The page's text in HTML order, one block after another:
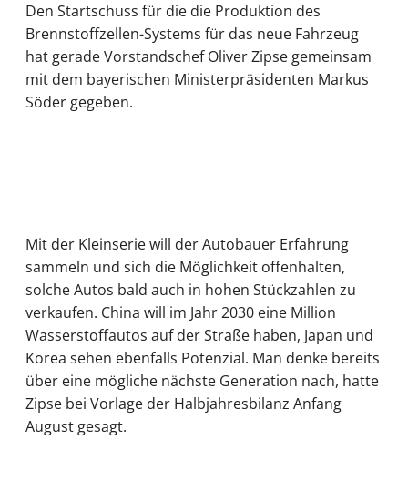
Den Startschuss für die die Produktion des
Brennstoffzellen-Systems für das neue Fahrzeug
hat gerade Vorstandschef Oliver Zipse gemeinsam
mit dem bayerischen Ministerpräsidenten Markus
Söder gegeben.
Mit der Kleinserie will der Autobauer Erfahrung
sammeln und sich die Möglichkeit offenhalten,
solche Autos bald auch in hohen Stückzahlen zu
verkaufen. China will im Jahr 2030 eine Million
Wasserstoffautos auf der Straße haben, Japan und
Korea sehen ebenfalls Potenzial. Man denke bereits
über eine mögliche nächste Generation nach, hatte
Zipse bei Vorlage der Halbjahresbilanz Anfang
August gesagt.